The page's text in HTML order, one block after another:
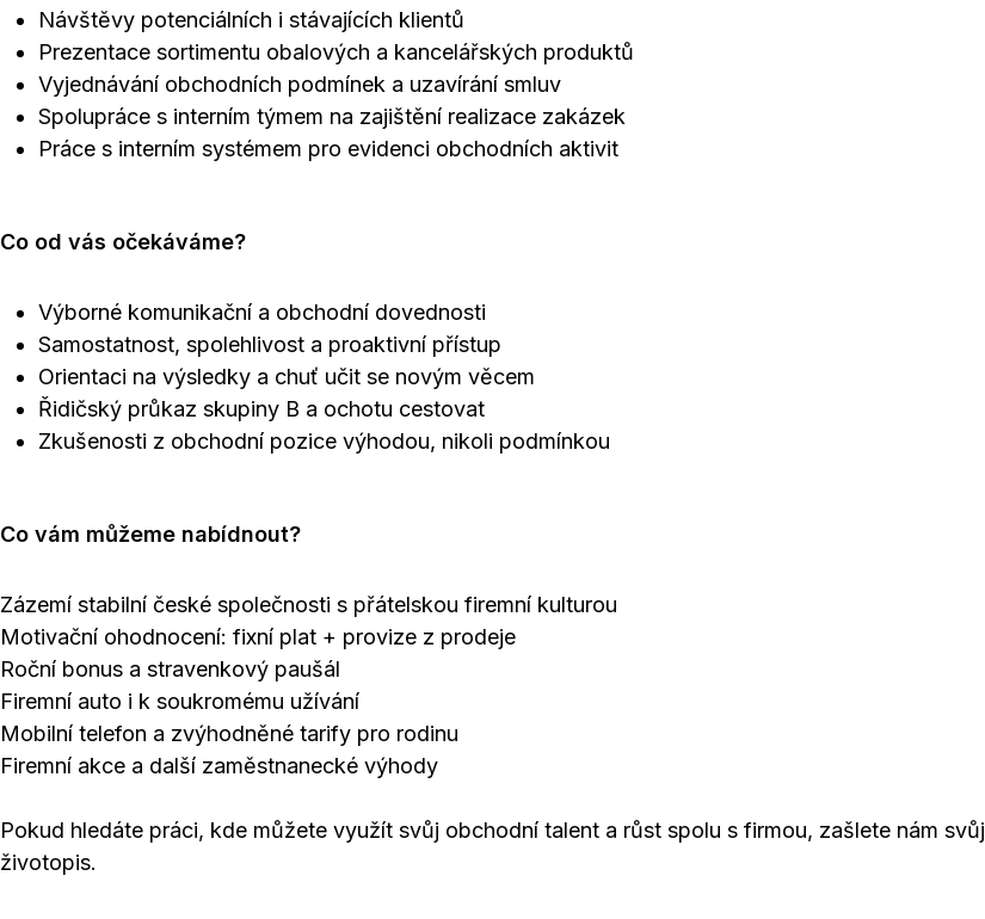
Návštěvy potenciálních i stávajících klientů
Prezentace sortimentu obalových a kancelářských produktů
Vyjednávání obchodních podmínek a uzavírání smluv
Spolupráce s interním týmem na zajištění realizace zakázek
Práce s interním systémem pro evidenci obchodních aktivit
Co od vás očekáváme?
Výborné komunikační a obchodní dovednosti
Samostatnost, spolehlivost a proaktivní přístup
Orientaci na výsledky a chuť učit se novým věcem
Řidičský průkaz skupiny B a ochotu cestovat
Zkušenosti z obchodní pozice výhodou, nikoli podmínkou
Co vám můžeme nabídnout?
Zázemí stabilní české společnosti s přátelskou firemní kulturou
Motivační ohodnocení: fixní plat + provize z prodeje
Roční bonus a stravenkový paušál
Firemní auto i k soukromému užívání
Mobilní telefon a zvýhodněné tarify pro rodinu
Firemní akce a další zaměstnanecké výhody
Pokud hledáte práci, kde můžete využít svůj obchodní talent a růst spolu s firmou, zašlete nám svůj
životopis.